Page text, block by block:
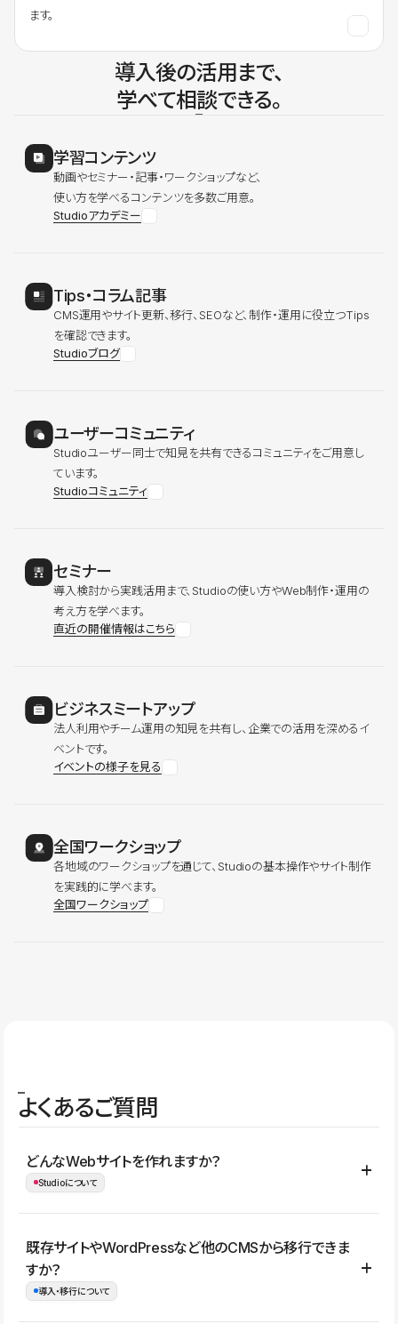
ます。
導入後の活用まで、
学べて相談できる。
学習コンテンツ
動画やセミナー・記事・ワークショップなど、
使い方を学べるコンテンツを多数ご用意。
Studioアカデミー
Tips・コラム記事
CMS運用やサイト更新、移行、SEOなど、制作・運用に役立つTips
を確認できます。
Studioブログ
ユーザーコミュニティ
Studioユーザー同士で知見を共有できるコミュニティをご用意し
ています。
Studioコミュニティ
セミナー
導入検討から実践活用まで、Studioの使い方やWeb制作・運用の
考え方を学べます。
直近の開催情報はこちら
ビジネスミートアップ
法人利用やチーム運用の知見を共有し、企業での活用を深めるイ
ベントです。
イベントの様子を見る
全国ワークショップ
各地域のワークショップを通じて、Studioの基本操作やサイト制作
を実践的に学べます。
全国ワークショップ
よくあるご質問
どんなWebサイトを作れますか？
Studioについて
コーポレートサイト、サービスサイト、LP、採用サイト、ブロ
グ・メディア、イベントサイト、店舗・商品紹介サイト、ポートフ
ォリオなど幅広く制作できます。
既存サイトやWordPressなど他のCMSから移行できま
すか？
導入・移行について